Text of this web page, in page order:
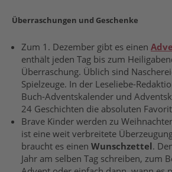
Überraschungen und Geschenke
Zum 1. Dezember gibt es einen
enthält jeden Tag bis zum
Überraschung. Üblich sind
Spielzeuge. In der Leseliebe-
Buch-Adventskalender und
24 Geschichten die absoluten
Brave Kinder werden zu
ist eine weit verbreitete
braucht es einen Wunschzettel.
Jahr am selben Tag schreiben, zum